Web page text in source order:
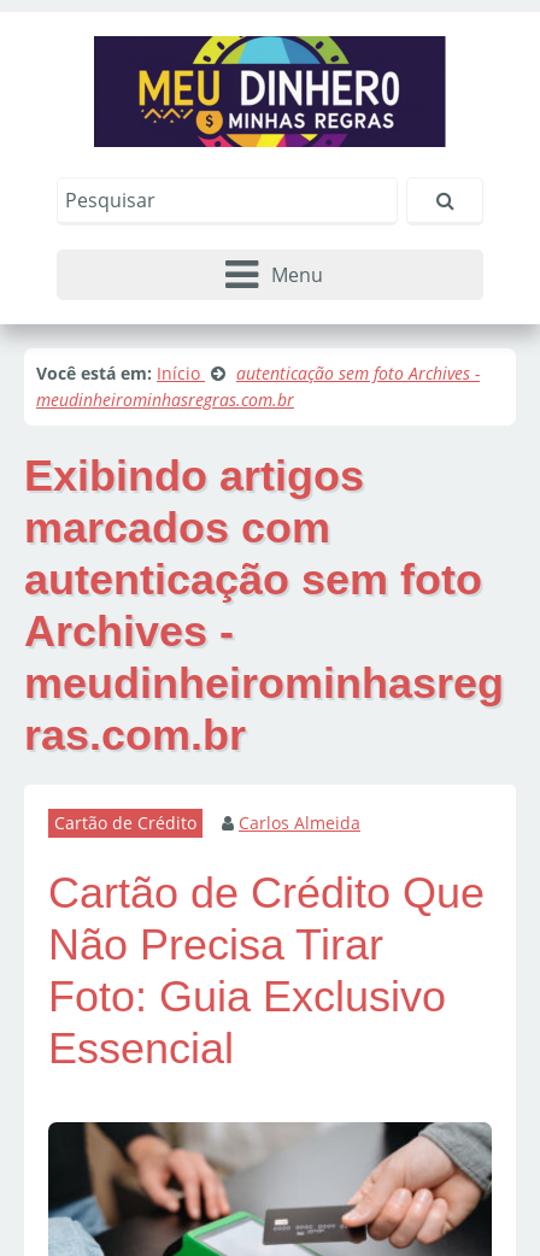
Menu
Você está em: Início
autenticação sem foto Archives -
meudinheirominhasregras.com.br
Exibindo artigos
marcados com
autenticação sem foto
Archives -
meudinheirominhasreg
ras.com.br
Cartão de Crédito Carlos Almeida
Cartão de Crédito Que
Não Precisa Tirar
Foto: Guia Exclusivo
Essencial